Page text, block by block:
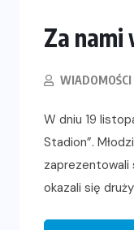
Za nami
W dniu 19
Stadion”.
zaprezentowali
okazali się